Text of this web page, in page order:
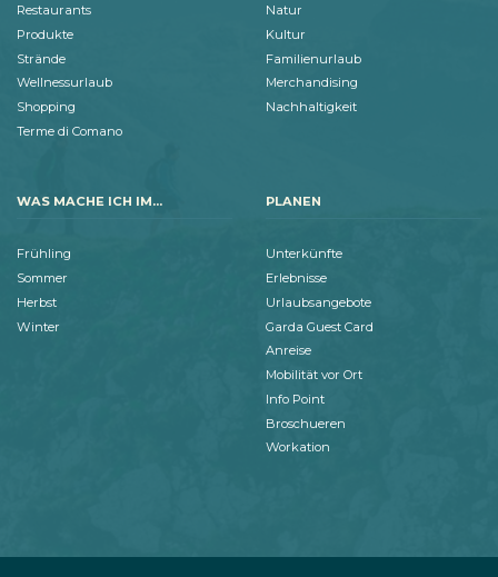
Restaurants
Produkte
Strände
Wellnessurlaub
Shopping
Terme di Comano
Natur
Kultur
Familienurlaub
Merchandising
Nachhaltigkeit
WAS MACHE ICH IM...
Frühling
Sommer
Herbst
Winter
PLANEN
Unterkünfte
Erlebnisse
Urlaubsangebote
Garda Guest Card
Anreise
Mobilität vor Ort
Info Point
Broschueren
Workation